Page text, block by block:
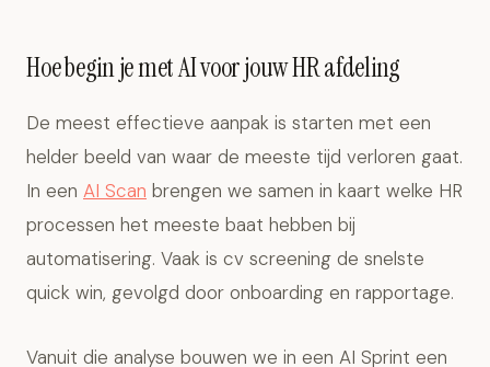
Hoe begin je met AI voor jouw HR afdeling
De meest effectieve aanpak is starten met een
helder beeld van waar de meeste tijd verloren gaat.
In een AI Scan brengen we samen in kaart welke HR
processen het meeste baat hebben bij
automatisering. Vaak is cv screening de snelste
quick win, gevolgd door onboarding en rapportage.
Vanuit die analyse bouwen we in een AI Sprint een